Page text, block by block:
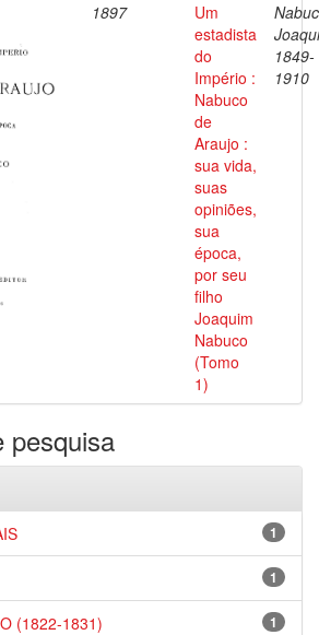
1897
Um
estadista
do
Império :
Nabuco
de
Araujo :
sua vida,
suas
opiniões,
sua
época,
por seu
filho
Joaquim
Nabuco
(Tomo
1)
1849-
1910
pesquisa
1
1
1
(1822-1831)